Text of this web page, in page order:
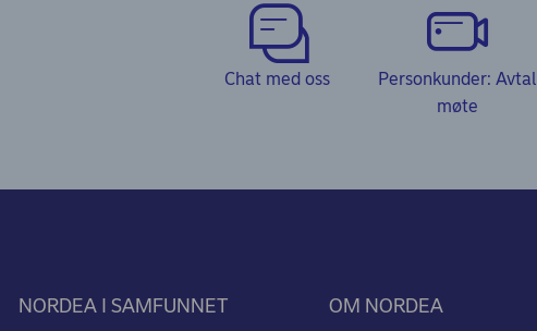
Chat med oss
Personkunder: Avtal
møte
NORDEA I SAMFUNNET OM NORDEA